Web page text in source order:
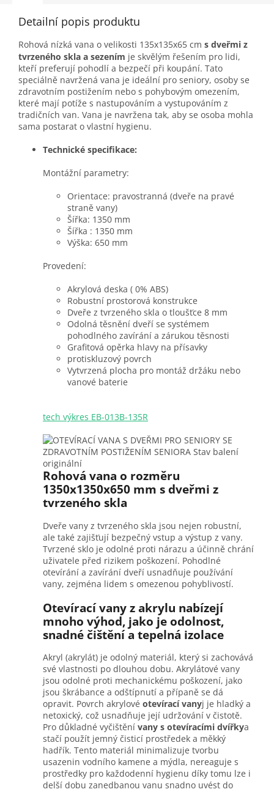
Detailní popis produktu
Rohová nízká vana o velikosti 135x135x65 cm s dveřmi z
tvrzeného skla a sezením je skvělým řešením pro lidi,
kteří preferují pohodlí a bezpečí při koupání. Tato
speciálně navržená vana je ideální pro seniory, osoby se
zdravotním postižením nebo s pohybovým omezením,
které mají potíže s nastupováním a vystupováním z
tradičních van. Vana je navržena tak, aby se osoba mohla
sama postarat o vlastní hygienu.
Technické specifikace:
Montážní parametry:
Orientace: pravostranná (dveře na pravé
straně vany)
Šířka: 1350 mm
Šířka : 1350 mm
Výška: 650 mm
Provedení:
Akrylová deska ( 0% ABS)
Robustní prostorová konstrukce
Dveře z tvrzeného skla o tloušťce 8 mm
Odolná těsnění dveří se systémem
pohodlného zavírání a zárukou těsnosti
Grafitová opěrka hlavy na přísavky
protiskluzový povrch
Vytvrzená plocha pro montáž držáku nebo
vanové baterie
tech výkres EB-013B-135R
Rohová vana o rozměru
1350x1350x650 mm s dveřmi z
tvrzeného skla
Dveře vany z tvrzeného skla jsou nejen robustní,
ale také zajišťují bezpečný vstup a výstup z vany.
Tvrzené sklo je odolné proti nárazu a účinně chrání
uživatele před rizikem poškození. Pohodlné
otevírání a zavírání dveří usnadňuje používání
vany, zejména lidem s omezenou pohyblivostí.
Otevírací vany z akrylu nabízejí
mnoho výhod, jako je odolnost,
snadné čištění a tepelná izolace
Akryl (akrylát) je odolný materiál, který si zachovává
své vlastnosti po dlouhou dobu. Akrylátové vany
jsou odolné proti mechanickému poškození, jako
jsou škrábance a odštípnutí a přípaně se dá
opravit. Povrch akrylové otevírací vanyj je hladký a
netoxický, což usnadňuje její udržování v čistotě.
Pro důkladné vyčištění vany s otevíracími dvířkya
stačí použít jemný čisticí prostředek a měkký
hadřík. Tento materiál minimalizuje tvorbu
usazenin vodního kamene a mýdla, nereaguje s
prostředky pro každodenní hygienu díky tomu lze i
delší dobu zanedbanou vanu snadno uvést do